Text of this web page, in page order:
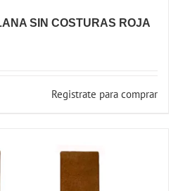
SIN COSTURAS ROJA
Registrate para comprar